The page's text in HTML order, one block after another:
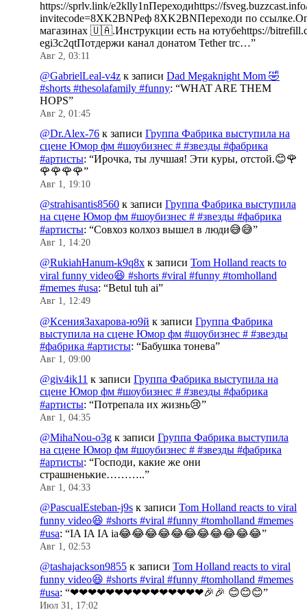
https://sprlv.link/e2klly1nПереходиhttps://
invitecode=8XK2BNРеф 8XK2BNПереходи по
магазинах 🇺🇦.Инструкции есть на ютубеhttps://
egi3c2qtПотдержи канал донатом Tether trc…”
Авг 2, 03:11
@GabrielLeal-v4z к записи Dad Megaknight Mom 🤣
#shorts #thesolafamily #funny: “WHAT ARE THEM
HOPS”
Авг 2, 01:45
@Dr.Alex-76 к записи Группа Фабрика выступила на
сцене Юмор фм #шоубизнес # #звезды #фабрика
#артисты: “Ирочка, ты лучшая! Эти куры, отстой.😊🌹
🌹🌹🌹🌹”
Авг 1, 19:10
@strahisantis8560 к записи Группа Фабрика выступила
на сцене Юмор фм #шоубизнес # #звезды #фабрика
#артисты: “Совхоз колхоз вышел в люди😅😅”
Авг 1, 14:20
@RukiahHanum-k9q8x к записи Tom Holland reacts to
viral funny video😆 #shorts #viral #funny #tomholland
#memes #usa: “Betul tuh ai”
Авг 1, 12:49
@КсенияЗахарова-ю9й к записи Группа Фабрика
выступила на сцене Юмор фм #шоубизнес # #звезды
#фабрика #артисты: “Бабушка тонева”
Авг 1, 09:00
@giv4ik11 к записи Группа Фабрика выступила на
сцене Юмор фм #шоубизнес # #звезды #фабрика
#артисты: “Потрепала их жизнь😢”
Авг 1, 04:35
@MihaNou-o3g к записи Группа Фабрика выступила
на сцене Юмор фм #шоубизнес # #звезды #фабрика
#артисты: “Господи, какие же они
страшненькие………..”
Авг 1, 04:33
@PascualEsteban-j9s к записи Tom Holland reacts to viral
funny video😆 #shorts #viral #funny #tomholland #memes
#usa: “IA IA IA ia😂😂😂😂😂😂😂😂😂😂😂”
Авг 1, 02:53
@tashajackson9855 к записи Tom Holland reacts to viral
funny video😆 #shorts #viral #funny #tomholland #memes
#usa: “❤❤❤❤❤❤❤❤❤❤❤❤❤❤❤🎉🎉 😊😊😊”
Июл 31, 17:02